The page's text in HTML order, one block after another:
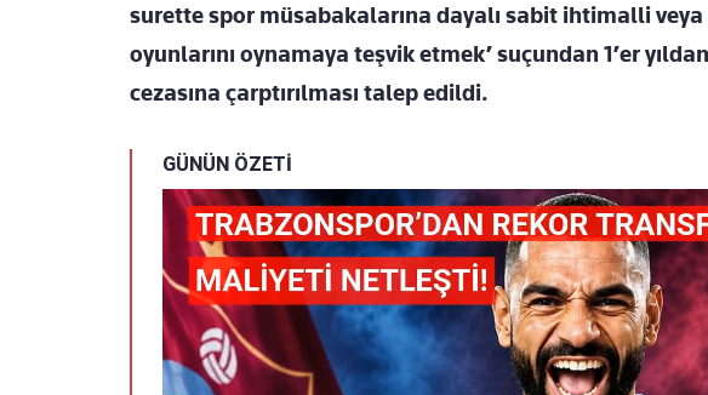
surette spor müsabakalarına dayalı sabit ihtimalli
oyunlarını oynamaya teşvik etmek’ suçundan 1’er
cezasına çarptırılması talep edildi.
GÜNÜN ÖZETİ